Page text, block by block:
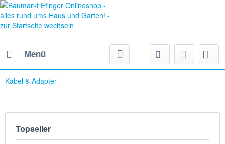
Menü
Kabel & Adapter
Topseller